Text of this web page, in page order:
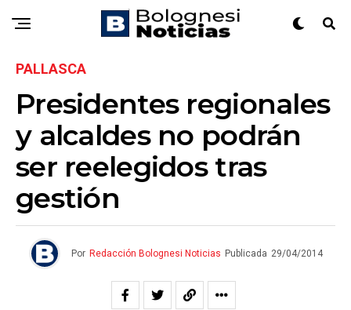
PALLASCA
Presidentes regionales
y alcaldes no podrán
ser reelegidos tras
gestión
Por Redacción Bolognesi Noticias Publicada 29/04/2014